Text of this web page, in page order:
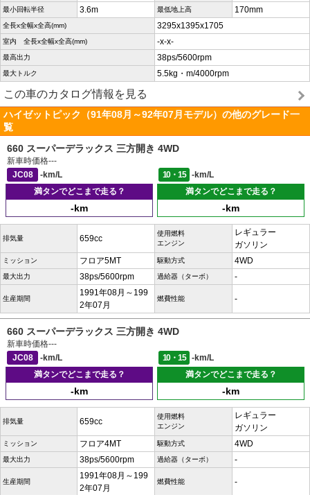
最小回転半径 3.6m 最低地上高 170mm
全長x全幅x全高(mm) 3295x1395x1705
室内 全長x全幅x全高(mm) -x-x-
最高出力 38ps/5600rpm
最大トルク 5.5kg・m/4000rpm
この車のカタログ情報を見る
ハイゼットピック（91年08月～92年07月モデル）の他のグレード一
覧
660 スーパーデラックス 三方開き 4WD
新車時価格---
JC08
-km/L 10・15
-km/L
満タンでどこまで走る？
-km
満タンでどこまで走る？
-km
排気量 659cc
使用燃料
エンジン
レギュラー
ガソリン
ミッション フロア5MT 駆動方式 4WD
最大出力 38ps/5600rpm 過給器（ターボ） -
生産期間
1991年08月～199
2年07月
燃費性能 -
660 スーパーデラックス 三方開き 4WD
新車時価格---
JC08
-km/L 10・15
-km/L
満タンでどこまで走る？
-km
満タンでどこまで走る？
-km
排気量 659cc
使用燃料
エンジン
レギュラー
ガソリン
ミッション フロア4MT 駆動方式 4WD
最大出力 38ps/5600rpm 過給器（ターボ） -
生産期間
1991年08月～199
2年07月
燃費性能 -